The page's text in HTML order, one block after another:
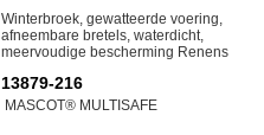
Winterbroek, gewatteerde voering,
afneembare bretels, waterdicht,
meervoudige bescherming Renens
13879-216
MASCOT® MULTISAFE